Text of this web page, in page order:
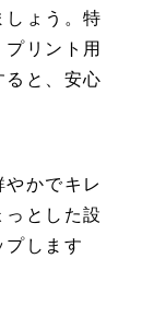
しょう。特
リント用
ると、安心
かでキレ
っとした設
プします